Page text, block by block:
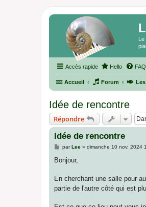
Le
Accès rapide Hello FAQ
Accueil Forum
Idée de rencontre
Répondre
Idée de rencontre
M
s
g
parLee» dimanche 10 nov. 2024
Bonjour,
En cherchant une salle pour
partie de l'autre côté qui est